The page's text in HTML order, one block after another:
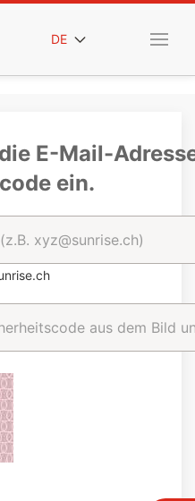
DE
E-Mail-
ein.